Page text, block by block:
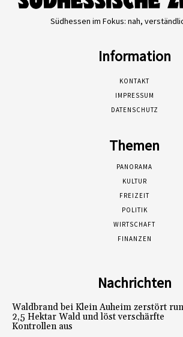
Südhessen im Fokus: nah,
Information
KONTAKT
IMPRESSUM
DATENSCHUTZ
Themen
PANORAMA
KULTUR
FREIZEIT
POLITIK
WIRTSCHAFT
FINANZEN
Nachrichten
Waldbrand bei Klein Auheim zerstört
2,5 Hektar Wald und löst verschärfte
Kontrollen aus